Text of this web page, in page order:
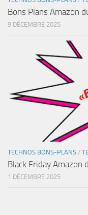
Bons Plans Amazon
9 DÉCEMBRE 2025
TECHNOS BONS-PLANS /
Black Friday Amazon
1 DÉCEMBRE 2025